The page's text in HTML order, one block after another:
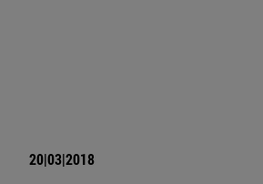
20|03|2018